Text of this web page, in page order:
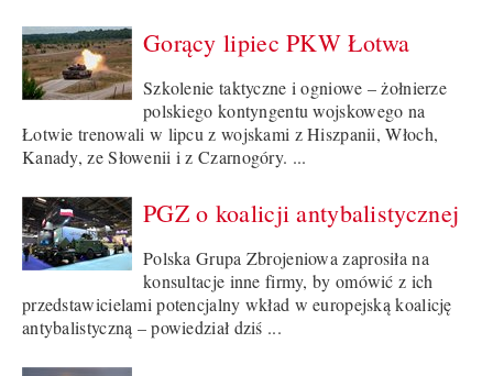
Gorący lipiec PKW Łotwa
Szkolenie taktyczne i ogniowe – żołnierze
polskiego kontyngentu wojskowego na
Łotwie trenowali w lipcu z wojskami z Hiszpanii, Włoch,
Kanady, ze Słowenii i z Czarnogóry. ...
PGZ o koalicji antybalistycznej
Polska Grupa Zbrojeniowa zaprosiła na
konsultacje inne firmy, by omówić z ich
przedstawicielami potencjalny wkład w europejską koalicję
antybalistyczną – powiedział dziś ...